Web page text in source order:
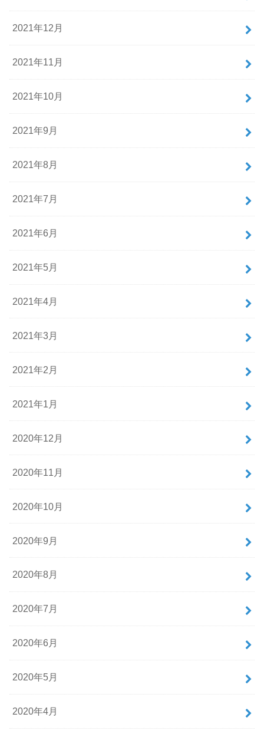
2021年12月
2021年11月
2021年10月
2021年9月
2021年8月
2021年7月
2021年6月
2021年5月
2021年4月
2021年3月
2021年2月
2021年1月
2020年12月
2020年11月
2020年10月
2020年9月
2020年8月
2020年7月
2020年6月
2020年5月
2020年4月